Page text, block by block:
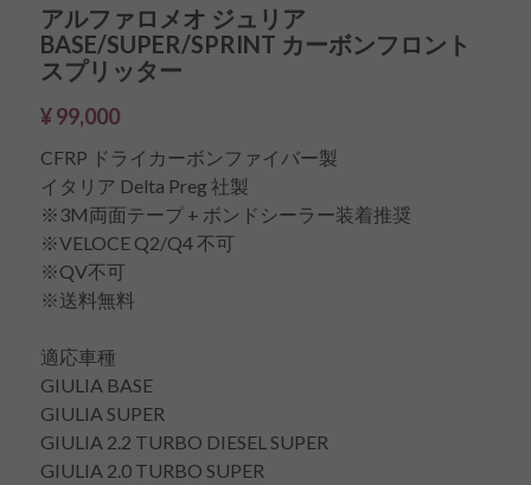
アルファロメオ ジュリア
BASE/SUPER/SPRINT カーボンフロント
スプリッター
¥ 99,000
CFRP ドライカーボンファイバー製
イタリア Delta Preg 社製
※3M両面テープ + ボンドシーラー装着推奨
※VELOCE Q2/Q4 不可
※QV不可
※送料無料
適応車種
GIULIA BASE
GIULIA SUPER
GIULIA 2.2 TURBO DIESEL SUPER
GIULIA 2.0 TURBO SUPER